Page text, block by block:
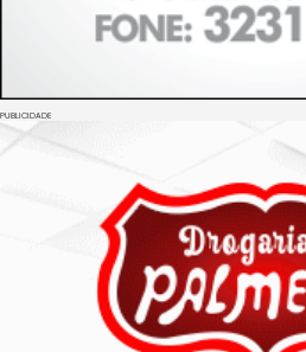
PUBLICIDADE